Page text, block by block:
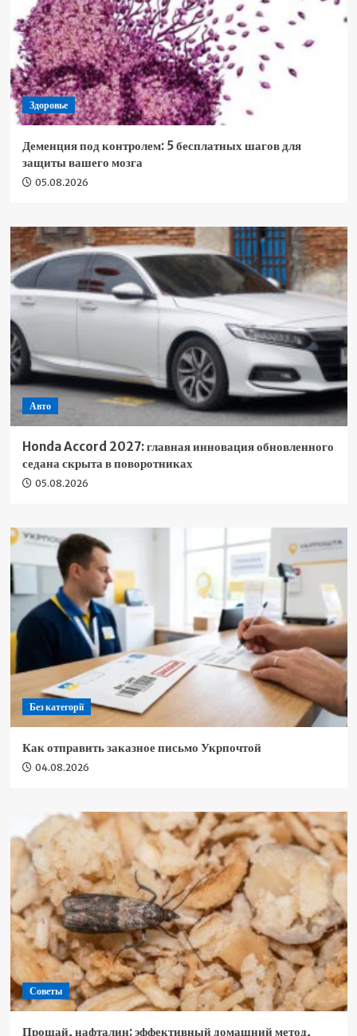
Здоровье
Деменция под контролем: 5 бесплатных шагов для
защиты вашего мозга
05.08.2026
Авто
Honda Accord 2027: главная инновация обновленного
седана скрыта в поворотниках
05.08.2026
Без категорії
Как отправить заказное письмо Укрпочтой
04.08.2026
Советы
Прощай, нафталин: эффективный домашний метод,